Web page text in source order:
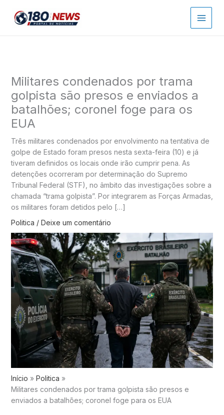
para
Militares condenados por trama
golpista são presos e enviados a
batalhões; coronel foge para os
EUA
Três militares condenados por envolvimento na tentativa de
golpe de Estado foram presos nesta sexta-feira (10) e já
tiveram definidos os locais onde irão cumprir pena. As
detenções ocorreram por determinação do Supremo
Tribunal Federal (STF), no âmbito das investigações sobre a
chamada “trama golpista”. Por integrarem as Forças Armadas,
os militares foram detidos pelo […]
Politica / Deixe um comentário
Início
Politica
Militares condenados por trama golpista são presos e
enviados a batalhões; coronel foge para os EUA